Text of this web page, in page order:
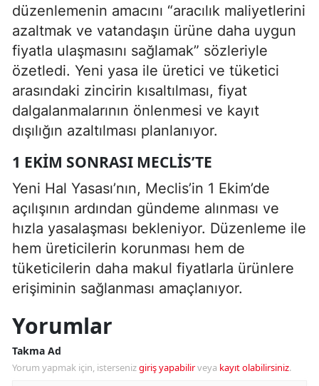
düzenlemenin amacını “aracılık maliyetlerini
azaltmak ve vatandaşın ürüne daha uygun
fiyatla ulaşmasını sağlamak” sözleriyle
özetledi. Yeni yasa ile üretici ve tüketici
arasındaki zincirin kısaltılması, fiyat
dalgalanmalarının önlenmesi ve kayıt
dışılığın azaltılması planlanıyor.
1 EKIM SONRASI MECLIS’TE
Yeni Hal Yasası’nın, Meclis’in 1 Ekim’de
açılışının ardından gündeme alınması ve
hızla yasalaşması bekleniyor. Düzenleme ile
hem üreticilerin korunması hem de
tüketicilerin daha makul fiyatlarla ürünlere
erişiminin sağlanması amaçlanıyor.
Yorumlar
Takma Ad
Yorum yapmak için, istersenizgiriş yapabilirveya kayıt olabilirsiniz.